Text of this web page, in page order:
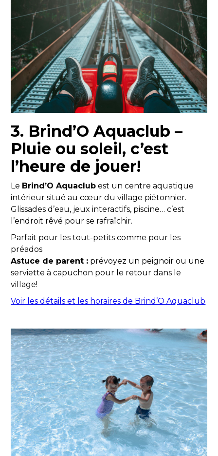
3. Brind’O Aquaclub –
Pluie ou soleil, c’est
l’heure de jouer!
Le Brind’O Aquaclub est un centre aquatique
intérieur situé au cœur du village piétonnier.
Glissades d’eau, jeux interactifs, piscine… c’est
l’endroit rêvé pour se rafraîchir.
Parfait pour les tout-petits comme pour les
préados
Astuce de parent : prévoyez un peignoir ou une
serviette à capuchon pour le retour dans le
village!
Voir les détails et les horaires de Brind’O Aquaclub